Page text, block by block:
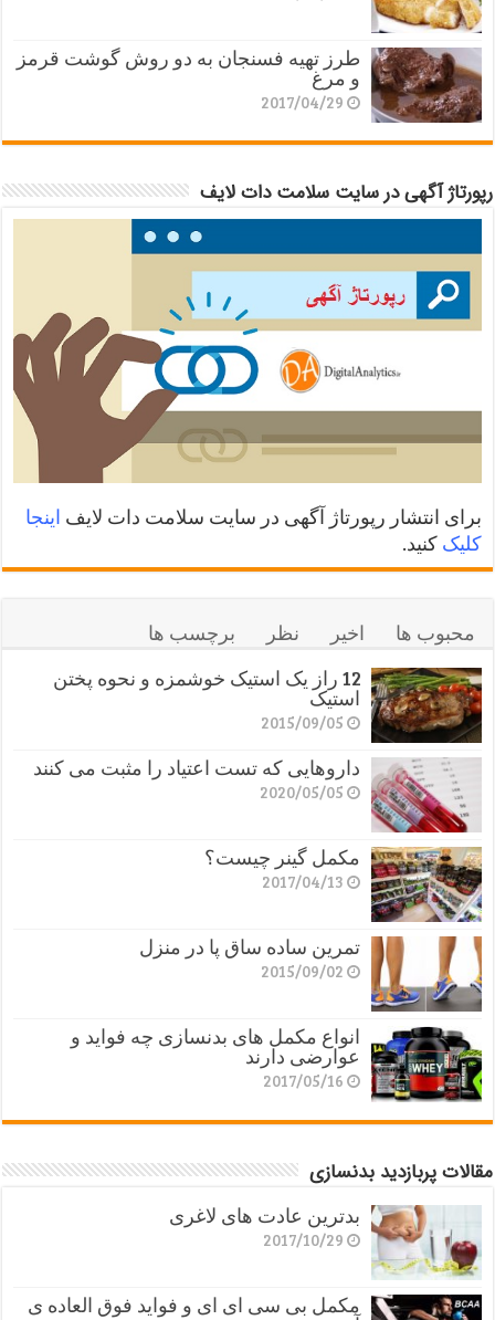
طرز تهیه فسنجان به دو روش گوشت قرمز
و مرغ
2017/04/29
رپورتاژ آگهی در سایت سلامت دات لایف
برای انتشار رپورتاژ آگهی در سایت سلامت دات لایف اینجا
کلیک کنید.
محبوب ها اخیر نظر
برچسب ها
12 راز یک استیک خوشمزه و نحوه پختن
استیک
2015/09/05
داروهایی که تست اعتیاد را مثبت می کنند
2020/05/05
مکمل گینر چیست؟
2017/04/13
تمرین ساده ساق پا در منزل
2015/09/02
انواع مکمل های بدنسازی چه فواید و
عوارضی دارند
2017/05/16
مقالات پربازدید بدنسازی
بدترین عادت های لاغری
2017/10/29
مکمل بی سی ای ای و فواید فوق العاده ی